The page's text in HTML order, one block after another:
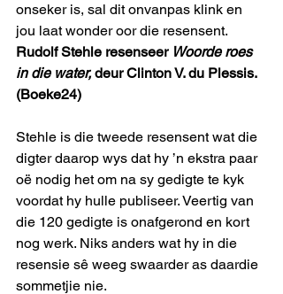
onseker is, sal dit onvanpas klink en
jou laat wonder oor die resensent.
Rudolf Stehle resenseer Woorde roes
in die water, deur Clinton V. du Plessis.
(Boeke24)
Stehle is die tweede resensent wat die
digter daarop wys dat hy ’n ekstra paar
oë nodig het om na sy gedigte te kyk
voordat hy hulle publiseer. Veertig van
die 120 gedigte is onafgerond en kort
nog werk. Niks anders wat hy in die
resensie sê weeg swaarder as daardie
sommetjie nie.